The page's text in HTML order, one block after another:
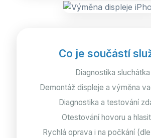
Co je součástí
Diagnostika sluchátka
Demontáž displeje a výměna
Diagnostika a testování
Otestování hovoru a
Rychlá oprava i na počkání